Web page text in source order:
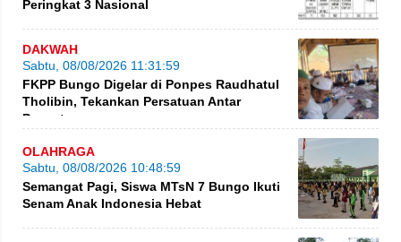
Peringkat 3 Nasional
DAKWAH
Sabtu, 08/08/2026 11:31:59
FKPP Bungo Digelar di Ponpes Raudhatul
Tholibin, Tekankan Persatuan Antar
Pesantren
OLAHRAGA
Sabtu, 08/08/2026 10:48:59
Semangat Pagi, Siswa MTsN 7 Bungo Ikuti
Senam Anak Indonesia Hebat